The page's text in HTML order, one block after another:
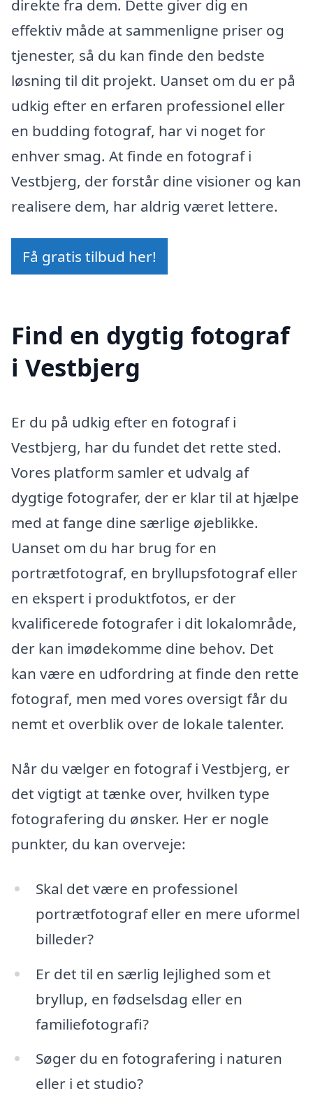
direkte fra dem. Dette giver dig en
effektiv måde at sammenligne priser og
tjenester, så du kan finde den bedste
løsning til dit projekt. Uanset om du er på
udkig efter en erfaren professionel eller
en budding fotograf, har vi noget for
enhver smag. At finde en fotograf i
Vestbjerg, der forstår dine visioner og kan
realisere dem, har aldrig været lettere.
Få gratis tilbud her!
Find en dygtig fotograf
i Vestbjerg
Er du på udkig efter en fotograf i
Vestbjerg, har du fundet det rette sted.
Vores platform samler et udvalg af
dygtige fotografer, der er klar til at hjælpe
med at fange dine særlige øjeblikke.
Uanset om du har brug for en
portrætfotograf, en bryllupsfotograf eller
en ekspert i produktfotos, er der
kvalificerede fotografer i dit lokalområde,
der kan imødekomme dine behov. Det
kan være en udfordring at finde den rette
fotograf, men med vores oversigt får du
nemt et overblik over de lokale talenter.
Når du vælger en fotograf i Vestbjerg, er
det vigtigt at tænke over, hvilken type
fotografering du ønsker. Her er nogle
punkter, du kan overveje:
Skal det være en professionel
portrætfotograf eller en mere uformel
billeder?
Er det til en særlig lejlighed som et
bryllup, en fødselsdag eller en
familiefotografi?
Søger du en fotografering i naturen
eller i et studio?